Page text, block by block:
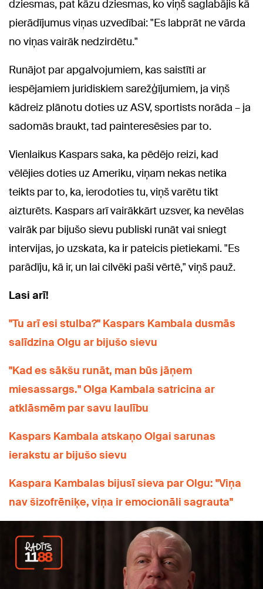
dziesmas, pat kāzu dziesmas, ko viņš saglabājis kā
pierādījumus viņas uzvedībai: "Es labprāt ne vārda
no viņas vairāk nedzirdētu."
Runājot par apgalvojumiem, kas saistīti ar
iespējamiem juridiskiem sarežģījumiem, ja viņš
kādreiz plānotu doties uz ASV, sportists norāda – ja
sadomās braukt, tad painteresēsies par to.
Vienlaikus Kaspars saka, ka pēdējo reizi, kad
vēlējies doties uz Ameriku, viņam nekas netika
teikts par to, ka, ierodoties tu, viņš varētu tikt
aizturēts. Kaspars arī vairākkārt uzsver, ka nevēlas
vairāk par bijušo sievu publiski runāt vai sniegt
intervijas, jo uzskata, ka ir pateicis pietiekami. "Es
parādīju, kā ir, un lai cilvēki paši vērtē," viņš pauž.
Lasi arī!
"Tu arī esi stulba?" Kaspars Kambala dusmās
salīdzina Olgu ar bijušo sievu
"Kad es sākšu runāt, man būs jāņem
miesassargs." Olga Kambala satricina ar
atklāsmēm par savu laulību
Kaspars Kambala atskaņo Olgai sarunas
ierakstu ar bijušo sievu
Kaspara Kambalas bijusī sieva par Olgu: "Viņa
nav šizofrēniķe, viņa ir emocionāli sagrauta"